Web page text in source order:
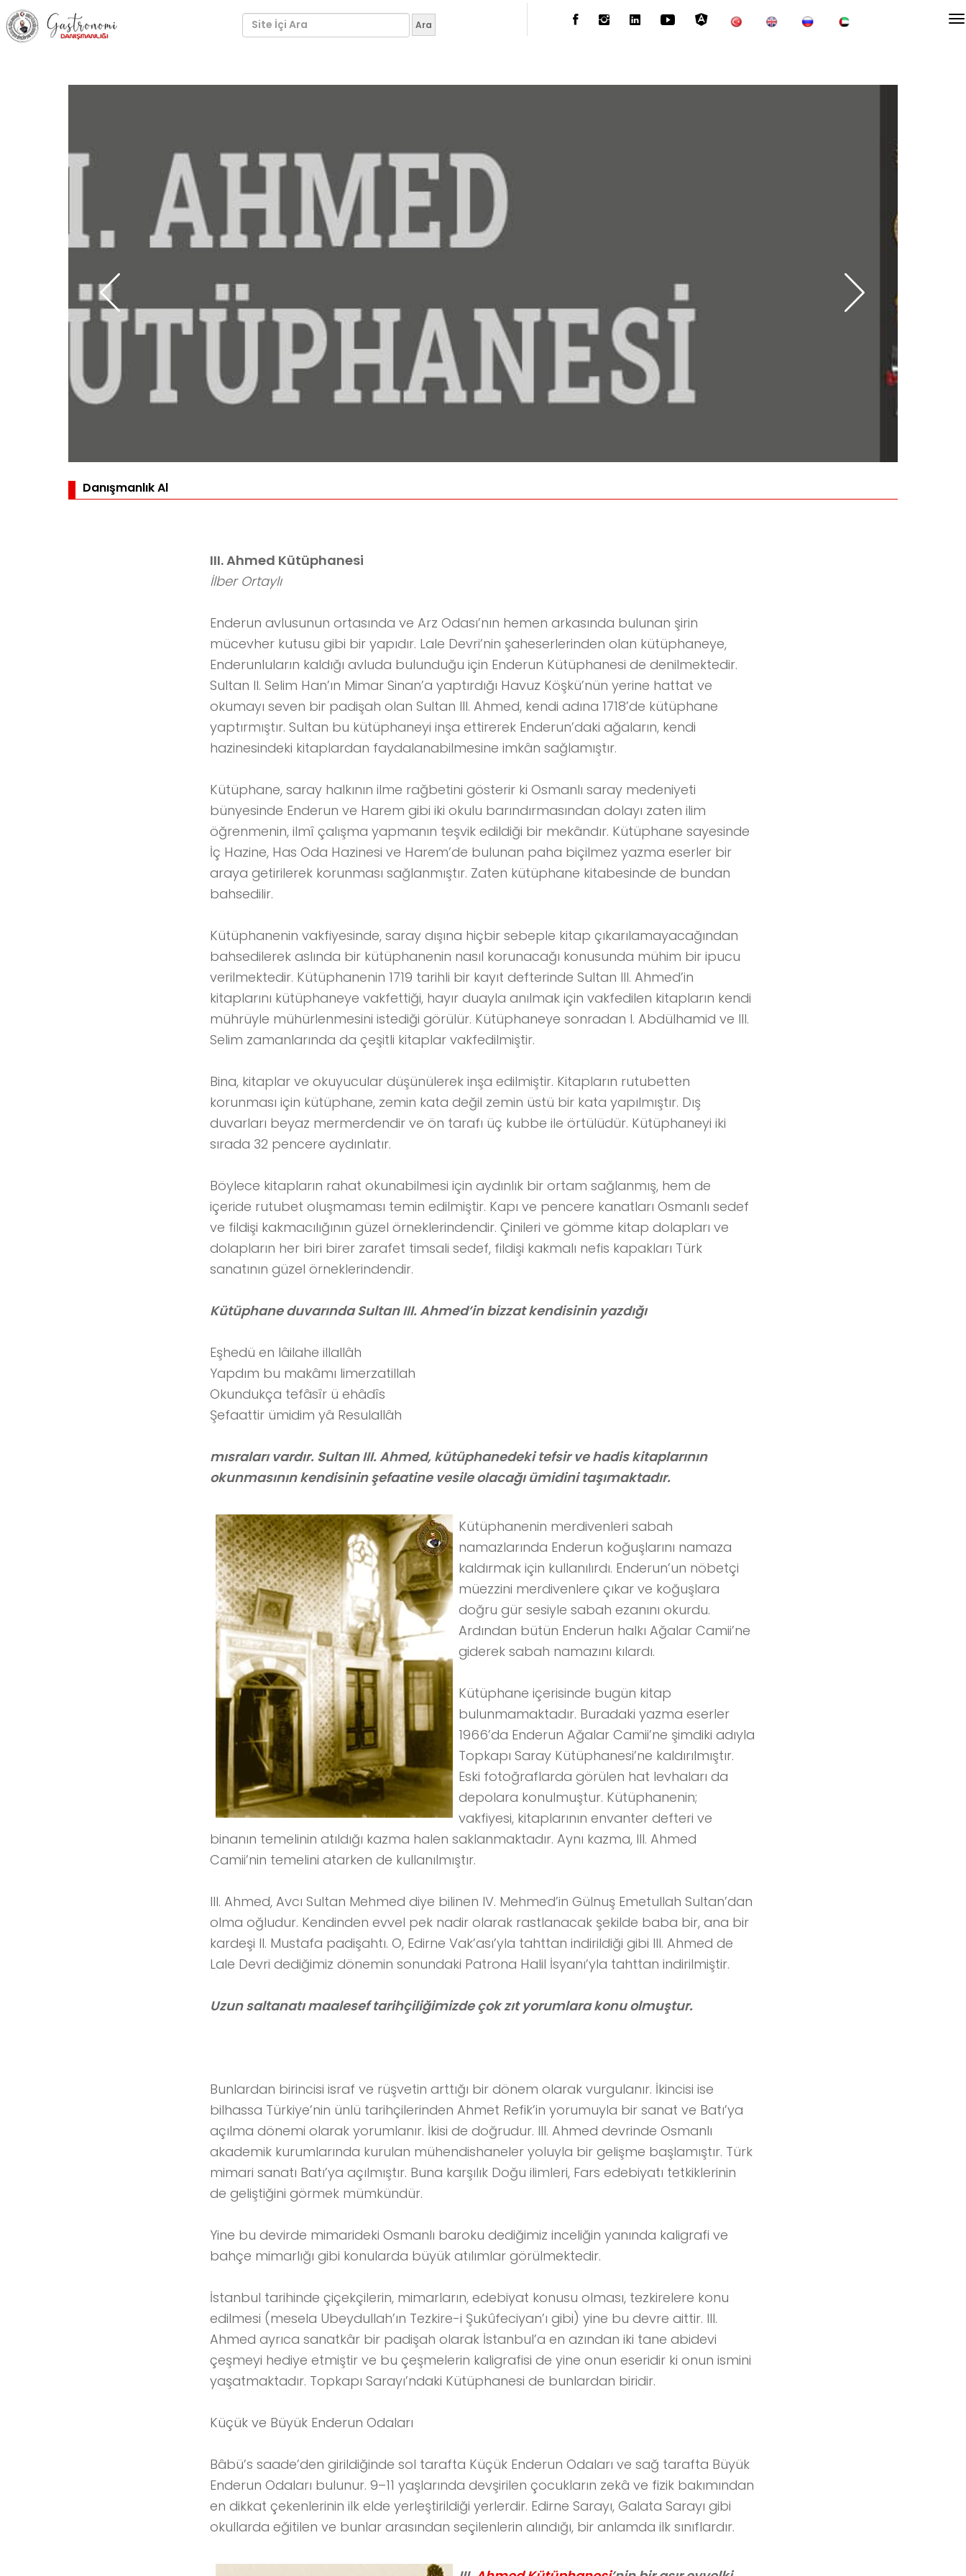
Danışmanlık Al
III. Ahmed Kütüphanesi
İlber Ortaylı
Enderun avlusunun ortasında ve Arz Odası’nın hemen arkasında bulunan şirin
mücevher kutusu gibi bir yapıdır. Lale Devri’nin şaheserlerinden olan kütüphaneye,
Enderunluların kaldığı avluda bulunduğu için Enderun Kütüphanesi de denilmektedir.
Sultan II. Selim Han’ın Mimar Sinan’a yaptırdığı Havuz Köşkü’nün yerine hattat ve
okumayı seven bir padişah olan Sultan III. Ahmed, kendi adına 1718’de kütüphane
yaptırmıştır. Sultan bu kütüphaneyi inşa ettirerek Enderun’daki ağaların, kendi
hazinesindeki kitaplardan faydalanabilmesine imkân sağlamıştır.
Kütüphane, saray halkının ilme rağbetini gösterir ki Osmanlı saray medeniyeti
bünyesinde Enderun ve Harem gibi iki okulu barındırmasından dolayı zaten ilim
öğrenmenin, ilmî çalışma yapmanın teşvik edildiği bir mekândır. Kütüphane sayesinde
İç Hazine, Has Oda Hazinesi ve Harem’de bulunan paha biçilmez yazma eserler bir
araya getirilerek korunması sağlanmıştır. Zaten kütüphane kitabesinde de bundan
bahsedilir.
Kütüphanenin vakfiyesinde, saray dışına hiçbir sebeple kitap çıkarılamayacağından
bahsedilerek aslında bir kütüphanenin nasıl korunacağı konusunda mühim bir ipucu
verilmektedir. Kütüphanenin 1719 tarihli bir kayıt defterinde Sultan III. Ahmed’in
kitaplarını kütüphaneye vakfettiği, hayır duayla anılmak için vakfedilen kitapların kendi
mührüyle mühürlenmesini istediği görülür. Kütüphaneye sonradan I. Abdülhamid ve III.
Selim zamanlarında da çeşitli kitaplar vakfedilmiştir.
Bina, kitaplar ve okuyucular düşünülerek inşa edilmiştir. Kitapların rutubetten
korunması için kütüphane, zemin kata değil zemin üstü bir kata yapılmıştır. Dış
duvarları beyaz mermerdendir ve ön tarafı üç kubbe ile örtülüdür. Kütüphaneyi iki
sırada 32 pencere aydınlatır.
Böylece kitapların rahat okunabilmesi için aydınlık bir ortam sağlanmış, hem de
içeride rutubet oluşmaması temin edilmiştir. Kapı ve pencere kanatları Osmanlı sedef
ve fildişi kakmacılığının güzel örneklerindendir. Çinileri ve gömme kitap dolapları ve
dolapların her biri birer zarafet timsali sedef, fildişi kakmalı nefis kapakları Türk
sanatının güzel örneklerindendir.
Kütüphane duvarında Sultan III. Ahmed’in bizzat kendisinin yazdığı
Eşhedü en lâilahe illallâh
Yapdım bu makâmı limerzatillah
Okundukça tefâsîr ü ehâdîs
Şefaattir ümidim yâ Resulallâh
mısraları vardır. Sultan III. Ahmed, kütüphanedeki tefsir ve hadis kitaplarının
okunmasının kendisinin şefaatine vesile olacağı ümidini taşımaktadır.
Kütüphanenin merdivenleri sabah
namazlarında Enderun koğuşlarını namaza
kaldırmak için kullanılırdı. Enderun’un nöbetçi
müezzini merdivenlere çıkar ve koğuşlara
doğru gür sesiyle sabah ezanını okurdu.
Ardından bütün Enderun halkı Ağalar Camii’ne
giderek sabah namazını kılardı.
Kütüphane içerisinde bugün kitap
bulunmamaktadır. Buradaki yazma eserler
1966’da Enderun Ağalar Camii’ne şimdiki adıyla
Topkapı Saray Kütüphanesi’ne kaldırılmıştır.
Eski fotoğraflarda görülen hat levhaları da
depolara konulmuştur. Kütüphanenin;
vakfiyesi, kitaplarının envanter defteri ve
binanın temelinin atıldığı kazma halen saklanmaktadır. Aynı kazma, III. Ahmed
Camii’nin temelini atarken de kullanılmıştır.
III. Ahmed, Avcı Sultan Mehmed diye bilinen IV. Mehmed’in Gülnuş Emetullah Sultan’dan
olma oğludur. Kendinden evvel pek nadir olarak rastlanacak şekilde baba bir, ana bir
kardeşi II. Mustafa padişahtı. O, Edirne Vak’ası’yla tahttan indirildiği gibi III. Ahmed de
Lale Devri dediğimiz dönemin sonundaki Patrona Halil İsyanı’yla tahttan indirilmiştir.
Uzun saltanatı maalesef tarihçiliğimizde çok zıt yorumlara konu olmuştur.
Bunlardan birincisi israf ve rüşvetin arttığı bir dönem olarak vurgulanır. İkincisi ise
bilhassa Türkiye’nin ünlü tarihçilerinden Ahmet Refik’in yorumuyla bir sanat ve Batı’ya
açılma dönemi olarak yorumlanır. İkisi de doğrudur. III. Ahmed devrinde Osmanlı
akademik kurumlarında kurulan mühendishaneler yoluyla bir gelişme başlamıştır. Türk
mimari sanatı Batı’ya açılmıştır. Buna karşılık Doğu ilimleri, Fars edebiyatı tetkiklerinin
de geliştiğini görmek mümkündür.
Yine bu devirde mimarideki Osmanlı baroku dediğimiz inceliğin yanında kaligrafi ve
bahçe mimarlığı gibi konularda büyük atılımlar görülmektedir.
İstanbul tarihinde çiçekçilerin, mimarların, edebiyat konusu olması, tezkirelere konu
edilmesi (mesela Ubeydullah’ın Tezkire-i Şukûfeciyan’ı gibi) yine bu devre aittir. III.
Ahmed ayrıca sanatkâr bir padişah olarak İstanbul’a en azından iki tane abidevi
çeşmeyi hediye etmiştir ve bu çeşmelerin kaligrafisi de yine onun eseridir ki onun ismini
yaşatmaktadır. Topkapı Sarayı’ndaki Kütüphanesi de bunlardan biridir.
Küçük ve Büyük Enderun Odaları
Bâbü’s saade’den girildiğinde sol tarafta Küçük Enderun Odaları ve sağ tarafta Büyük
Enderun Odaları bulunur. 9–11 yaşlarında devşirilen çocukların zekâ ve fizik bakımından
en dikkat çekenlerinin ilk elde yerleştirildiği yerlerdir. Edirne Sarayı, Galata Sarayı gibi
okullarda eğitilen ve bunlar arasından seçilenlerin alındığı, bir anlamda ilk sınıflardır.